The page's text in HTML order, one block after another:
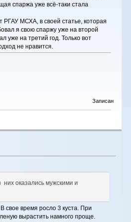
спаржа уже всё-таки стала
РГАУ МСХА, в своей статье, которая
я свою спаржу уже на второй
уже на третий год. Только вот
не нравится.
Записан
них оказались мужскими и
свое время росло 3 куста. При
вырастить намного проще.